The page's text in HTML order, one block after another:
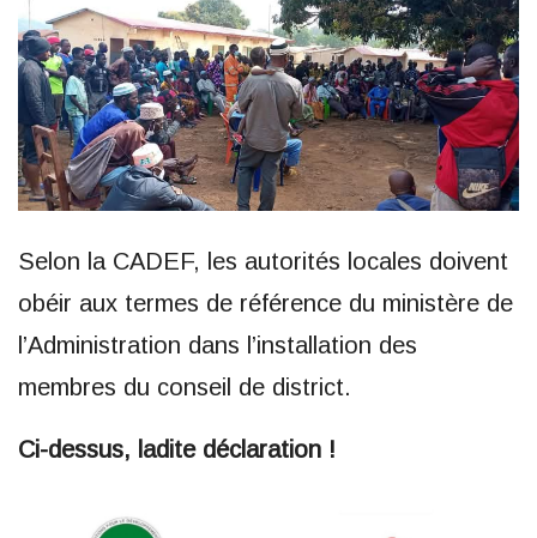
Selon la CADEF, les autorités locales doivent
obéir aux termes de référence du ministère de
l’Administration dans l’installation des
membres du conseil de district.
Ci-dessus, ladite déclaration !